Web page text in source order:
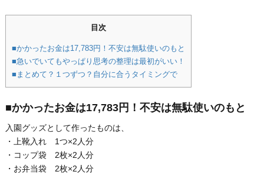
目次
■かかったお金は17,783円！不安は無駄使いのもと
■急いでいてもやっぱり思考の整理は最初がいい！
■まとめて？１つずつ？自分に合うタイミングで
■かかったお金は17,783円！不安は無駄使いのもと
入園グッズとして作ったものは、
・上靴入れ 1つ×2人分
・コップ袋 2枚×2人分
・お弁当袋 2枚×2人分